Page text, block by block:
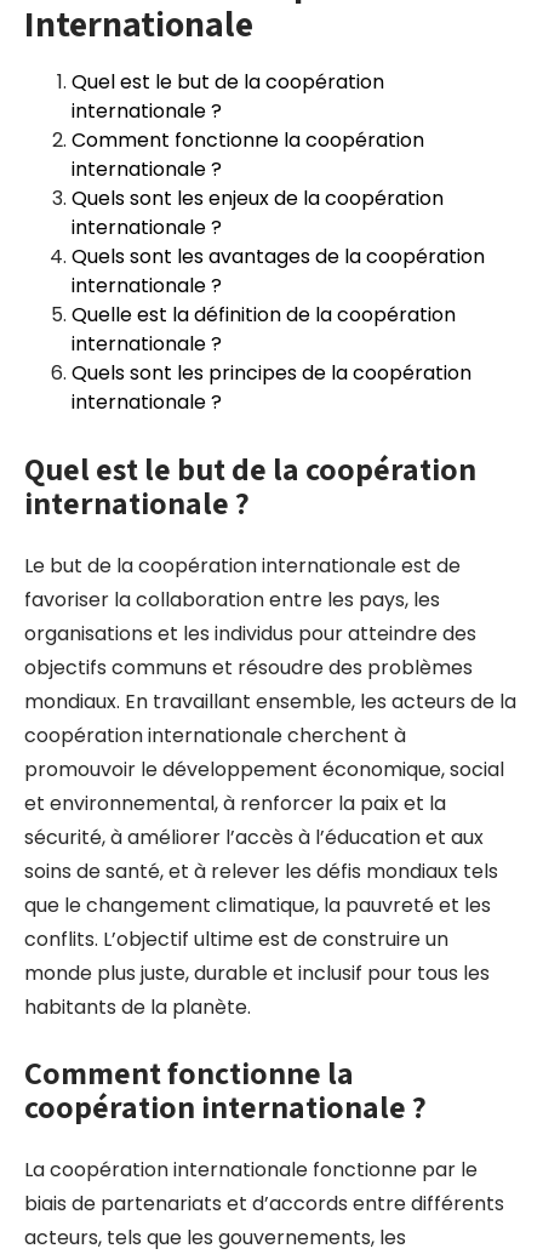
Internationale
Quel est le but de la coopération
internationale ?
Comment fonctionne la coopération
internationale ?
Quels sont les enjeux de la coopération
internationale ?
Quels sont les avantages de la coopération
internationale ?
Quelle est la définition de la coopération
internationale ?
Quels sont les principes de la coopération
internationale ?
Quel est le but de la coopération
internationale ?
Le but de la coopération internationale est de
favoriser la collaboration entre les pays, les
organisations et les individus pour atteindre des
objectifs communs et résoudre des problèmes
mondiaux. En travaillant ensemble, les acteurs de la
coopération internationale cherchent à
promouvoir le développement économique, social
et environnemental, à renforcer la paix et la
sécurité, à améliorer l’accès à l’éducation et aux
soins de santé, et à relever les défis mondiaux tels
que le changement climatique, la pauvreté et les
conflits. L’objectif ultime est de construire un
monde plus juste, durable et inclusif pour tous les
habitants de la planète.
Comment fonctionne la
coopération internationale ?
La coopération internationale fonctionne par le
biais de partenariats et d’accords entre différents
acteurs, tels que les gouvernements, les